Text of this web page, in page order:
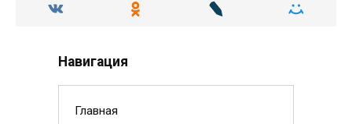
Навигация
Главная